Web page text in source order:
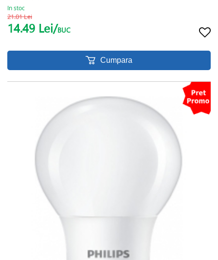
In stoc
21.01 Lei
14.49 Lei/BUC
Cumpara